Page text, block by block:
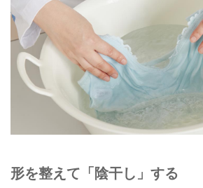
形を整えて「陰干し」する